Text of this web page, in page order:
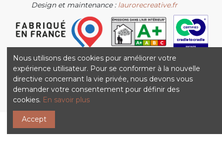
Design et maintenance : laurorecreative.fr
Nous utilisons des cookies pour améliorer votre
expérience utilisateur. Pour se conformer à la nouvelle
directive concernant la vie privée, nous devons vous
demander votre consentement pour définir des
cookies. En savoir plus
Accept